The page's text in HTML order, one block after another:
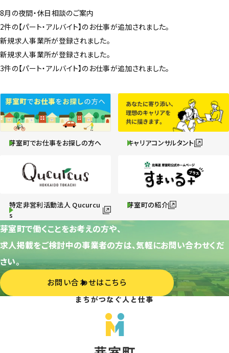
8月の夜間・休日相談のご案内
2件の【パート・アルバイト】のお仕事が追加されました。
新規求人事業所が登録されました。
新規求人事業所が登録されました。
3件の【パート・アルバイト】のお仕事が追加されました。
芽室町でお仕事をお探しの方へ キャリアコンサルタント
特定非営利活動法人 Qucurcu
s
芽室町の紹介
芽室町で働くことをお考えの方や、
求人掲載をご検討中の事業者の方は、気軽にお問い合わせくだ
さい。
お問い合わせはこちら